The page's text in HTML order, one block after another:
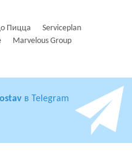
Пицца
Serviceplan
Marvelous Group
в Telegram